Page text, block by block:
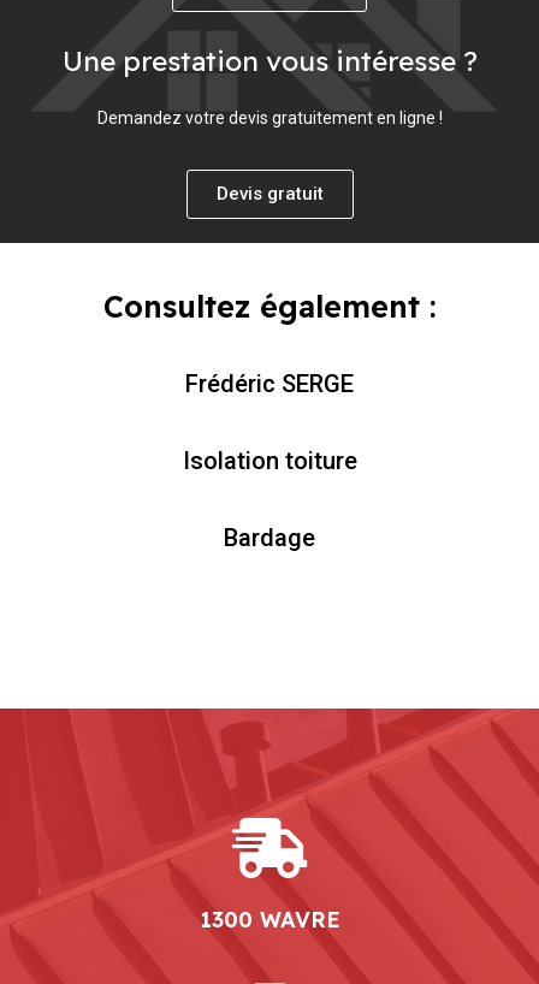
Une prestation vous intéresse ?
Demandez votre devis gratuitement en ligne !
Devis gratuit
Consultez également :
Frédéric SERGE
Isolation toiture
Bardage
1300 WAVRE